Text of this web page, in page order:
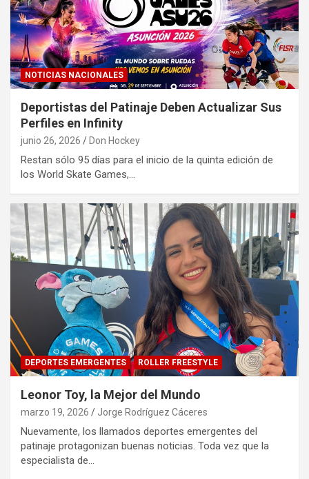
NOTICIAS NACIONALES
Deportistas del Patinaje Deben Actualizar Sus
Perfiles en Infinity
junio 26, 2026 Don Hockey
Restan sólo 95 días para el inicio de la quinta edición de
los World Skate Games,…
DEPORTES EMERGENTES ROLLER FREESTYLE
Leonor Toy, la Mejor del Mundo
marzo 19, 2026 Jorge Rodríguez Cáceres
Nuevamente, los llamados deportes emergentes del
patinaje protagonizan buenas noticias. Toda vez que la
especialista de…